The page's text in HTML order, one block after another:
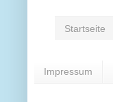
Startseite
Impressum